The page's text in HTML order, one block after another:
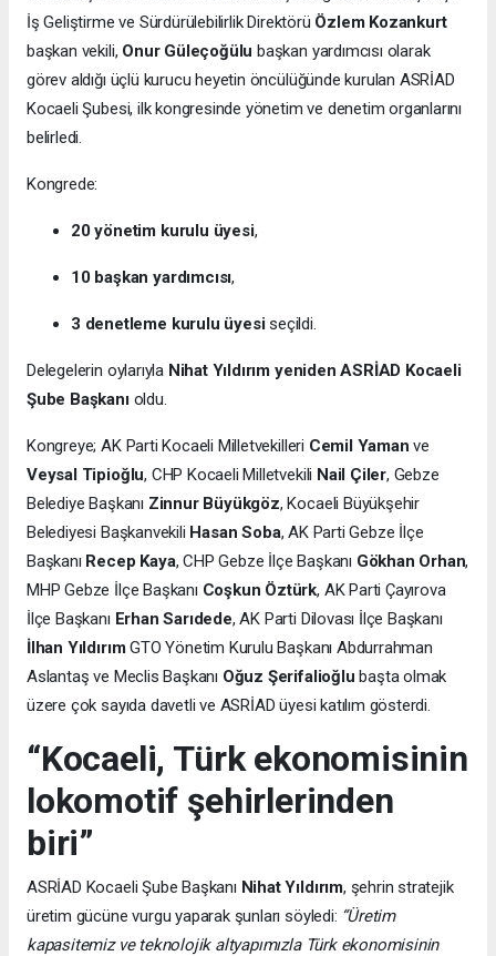
İş Geliştirme ve Sürdürülebilirlik Direktörü Özlem Kozankurt
başkan vekili, Onur Güleçoğülu başkan yardımcısı olarak
görev aldığı üçlü kurucu heyetin öncülüğünde kurulan ASRİAD
Kocaeli Şubesi, ilk kongresinde yönetim ve denetim organlarını
belirledi.
Kongrede:
20 yönetim kurulu üyesi,
10 başkan yardımcısı,
3 denetleme kurulu üyesiseçildi.
Delegelerin oylarıyla Nihat Yıldırım yeniden ASRİAD Kocaeli
Şube Başkanıoldu.
Kongreye; AK Parti Kocaeli Milletvekilleri Cemil Yaman ve
Veysal Tipioğlu, CHP Kocaeli Milletvekili Nail Çiler, Gebze
Belediye Başkanı Zinnur Büyükgöz, Kocaeli Büyükşehir
Belediyesi Başkanvekili Hasan Soba, AK Parti Gebze İlçe
Başkanı Recep Kaya, CHP Gebze İlçe Başkanı Gökhan Orhan,
MHP Gebze İlçe Başkanı Coşkun Öztürk, AK Parti Çayırova
İlçe Başkanı Erhan Sarıdede, AK Parti Dilovası İlçe Başkanı
İlhan YıldırımGTO Yönetim Kurulu Başkanı Abdurrahman
Aslantaş ve Meclis Başkanı Oğuz Şerifalioğlu başta olmak
üzere çok sayıda davetli ve ASRİAD üyesi katılım gösterdi.
“Kocaeli, Türk ekonomisinin
lokomotif şehirlerinden
biri”
ASRİAD Kocaeli Şube Başkanı Nihat Yıldırım, şehrin stratejik
üretim gücüne vurgu yaparak şunları söyledi: “Üretim
kapasitemiz ve teknolojik altyapımızla Türk ekonomisinin